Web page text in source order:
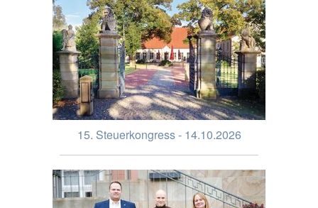
15. Steuerkongress - 14.10.2026